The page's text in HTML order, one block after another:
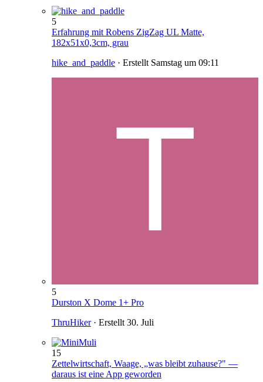
5
Erfahrung mit Robens ZigZag UL Matte,
182x51x0,3cm, grau
hike_and_paddle · Erstellt Samstag um 09:11
5
Durston X Dome 1+ Pro
ThruHiker· Erstellt 30. Juli
15
Zettelwirtschaft, Waage, „was bleibt zuhause?" —
daraus ist eine App geworden